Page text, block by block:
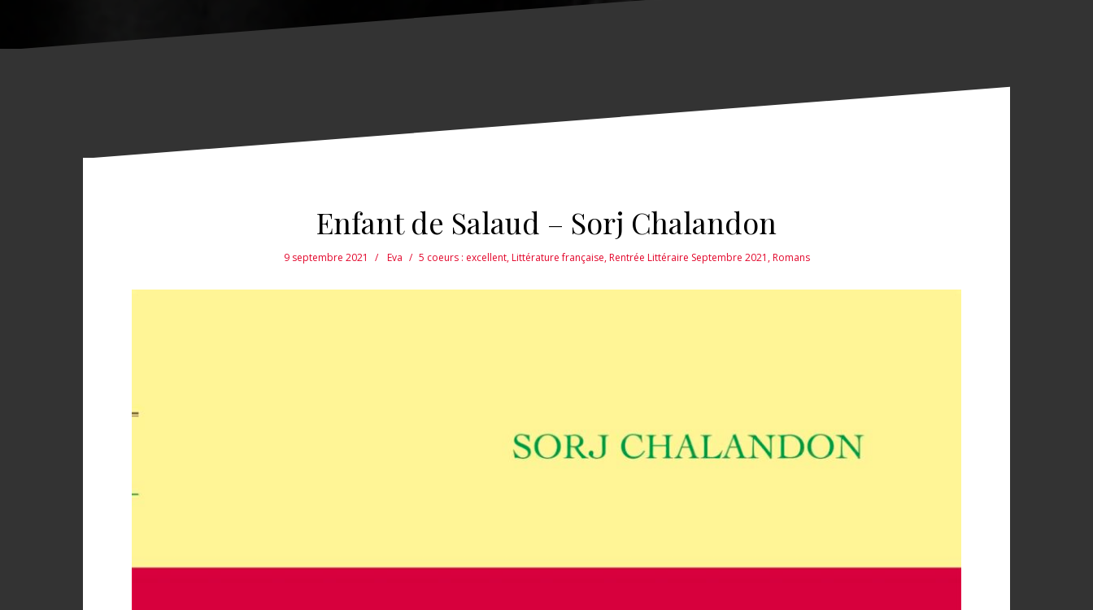
Enfant de Salaud – Sorj Chalandon
9 septembre 2021 Eva 5 coeurs : excellent,Littérature française,Rentrée Littéraire Septembre 2021 ,Romans